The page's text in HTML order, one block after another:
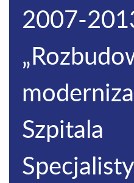
2007-
Szpitala